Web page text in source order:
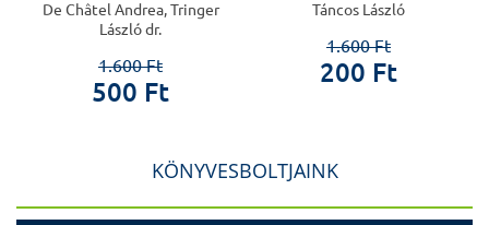
De Châtel Andrea, Tringer
László dr.
1.600 Ft
500 Ft
Táncos László
1.600 Ft
200 Ft
KÖNYVESBOLTJAINK